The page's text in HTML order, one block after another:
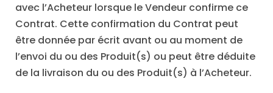
avec l’Acheteur lorsque le Vendeur confirme ce
Contrat. Cette confirmation du Contrat peut
être donnée par écrit avant ou au moment de
l’envoi du ou des Produit(s) ou peut être déduite
de la livraison du ou des Produit(s) à l’Acheteur.